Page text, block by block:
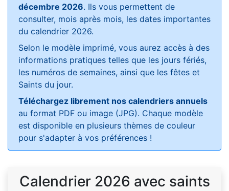
décembre 2026. Ils vous permettent de
consulter, mois après mois, les dates importantes
du calendrier 2026.
Selon le modèle imprimé, vous aurez accès à des
informations pratiques telles que les jours fériés,
les numéros de semaines, ainsi que les fêtes et
Saints du jour.
Téléchargez librement nos calendriers annuels
au format PDF ou image (JPG). Chaque modèle
est disponible en plusieurs thèmes de couleur
pour s'adapter à vos préférences !
Calendrier 2026 avec saints